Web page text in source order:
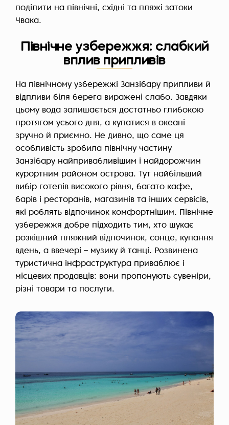
поділити на північні, східні та пляжі затоки
Чвака.
Північне узбережжя: слабкий
вплив припливів
На північному узбережжі Занзібару припливи й
відпливи біля берега виражені слабо. Завдяки
цьому вода залишається достатньо глибокою
протягом усього дня, а купатися в океані
зручно й приємно. Не дивно, що саме ця
особливість зробила північну частину
Занзібару найпривабливішим і найдорожчим
курортним районом острова. Тут найбільший
вибір готелів високого рівня, багато кафе,
барів і ресторанів, магазинів та інших сервісів,
які роблять відпочинок комфортнішим. Північне
узбережжя добре підходить тим, хто шукає
розкішний пляжний відпочинок, сонце, купання
вдень, а ввечері – музику й танці. Розвинена
туристична інфраструктура приваблює і
місцевих продавців: вони пропонують сувеніри,
різні товари та послуги.